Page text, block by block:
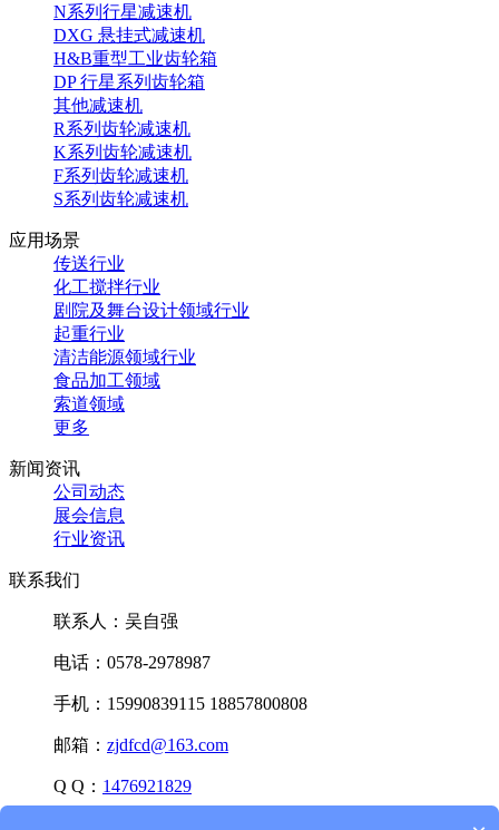
N系列行星减速机
DXG 悬挂式减速机
H&B重型工业齿轮箱
DP 行星系列齿轮箱
其他减速机
R系列齿轮减速机
K系列齿轮减速机
F系列齿轮减速机
S系列齿轮减速机
应用场景
传送行业
化工搅拌行业
剧院及舞台设计领域行业
起重行业
清洁能源领域行业
食品加工领域
索道领域
更多
新闻资讯
公司动态
展会信息
行业资讯
联系我们
联系人：吴自强
电话：0578-2978987
手机：15990839115 18857800808
邮箱： zjdfcd@163.com
Q Q： 1476921829